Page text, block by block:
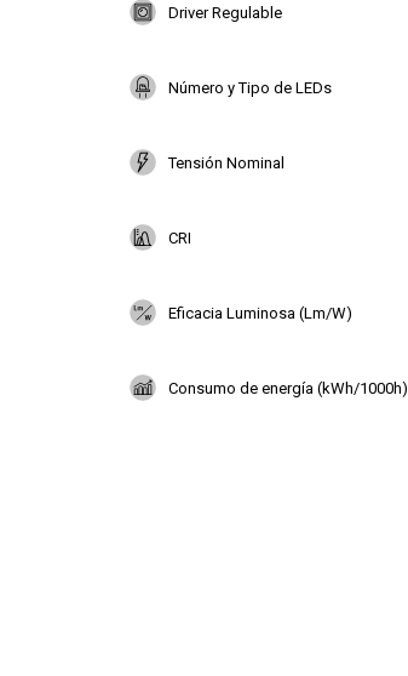
Driver Regulable
Número y Tipo de LEDs
Tensión Nominal
CRI
Eficacia Luminosa (Lm/W)
Consumo de energía (kWh/1000h)